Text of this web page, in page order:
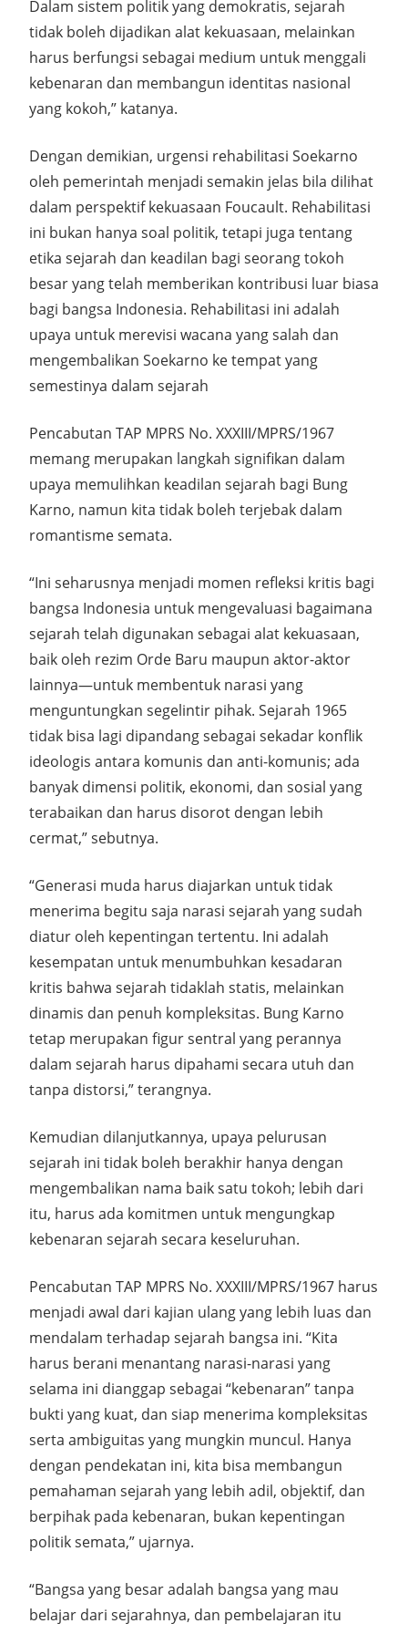
Dalam sistem politik yang demokratis, sejarah
tidak boleh dijadikan alat kekuasaan, melainkan
harus berfungsi sebagai medium untuk menggali
kebenaran dan membangun identitas nasional
yang kokoh,” katanya.
Dengan demikian, urgensi rehabilitasi Soekarno
oleh pemerintah menjadi semakin jelas bila dilihat
dalam perspektif kekuasaan Foucault. Rehabilitasi
ini bukan hanya soal politik, tetapi juga tentang
etika sejarah dan keadilan bagi seorang tokoh
besar yang telah memberikan kontribusi luar biasa
bagi bangsa Indonesia. Rehabilitasi ini adalah
upaya untuk merevisi wacana yang salah dan
mengembalikan Soekarno ke tempat yang
semestinya dalam sejarah
Pencabutan TAP MPRS No. XXXIII/MPRS/1967
memang merupakan langkah signifikan dalam
upaya memulihkan keadilan sejarah bagi Bung
Karno, namun kita tidak boleh terjebak dalam
romantisme semata.
“Ini seharusnya menjadi momen refleksi kritis bagi
bangsa Indonesia untuk mengevaluasi bagaimana
sejarah telah digunakan sebagai alat kekuasaan,
baik oleh rezim Orde Baru maupun aktor-aktor
lainnya—untuk membentuk narasi yang
menguntungkan segelintir pihak. Sejarah 1965
tidak bisa lagi dipandang sebagai sekadar konflik
ideologis antara komunis dan anti-komunis; ada
banyak dimensi politik, ekonomi, dan sosial yang
terabaikan dan harus disorot dengan lebih
cermat,” sebutnya.
“Generasi muda harus diajarkan untuk tidak
menerima begitu saja narasi sejarah yang sudah
diatur oleh kepentingan tertentu. Ini adalah
kesempatan untuk menumbuhkan kesadaran
kritis bahwa sejarah tidaklah statis, melainkan
dinamis dan penuh kompleksitas. Bung Karno
tetap merupakan figur sentral yang perannya
dalam sejarah harus dipahami secara utuh dan
tanpa distorsi,” terangnya.
Kemudian dilanjutkannya, upaya pelurusan
sejarah ini tidak boleh berakhir hanya dengan
mengembalikan nama baik satu tokoh; lebih dari
itu, harus ada komitmen untuk mengungkap
kebenaran sejarah secara keseluruhan.
Pencabutan TAP MPRS No. XXXIII/MPRS/1967 harus
menjadi awal dari kajian ulang yang lebih luas dan
mendalam terhadap sejarah bangsa ini. “Kita
harus berani menantang narasi-narasi yang
selama ini dianggap sebagai “kebenaran” tanpa
bukti yang kuat, dan siap menerima kompleksitas
serta ambiguitas yang mungkin muncul. Hanya
dengan pendekatan ini, kita bisa membangun
pemahaman sejarah yang lebih adil, objektif, dan
berpihak pada kebenaran, bukan kepentingan
politik semata,” ujarnya.
“Bangsa yang besar adalah bangsa yang mau
belajar dari sejarahnya, dan pembelajaran itu